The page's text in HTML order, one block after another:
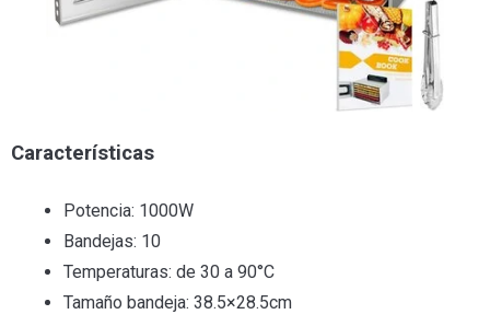
Características
Potencia: 1000W
Bandejas: 10
Temperaturas: de 30 a 90°C
Tamaño bandeja: 38.5×28.5cm